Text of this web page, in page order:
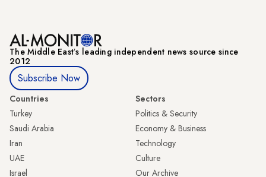
The Middle Eastʼs leading independent news source since
2012
Subscribe Now
Countries
Turkey
Saudi Arabia
Iran
UAE
Israel
Sectors
Politics & Security
Economy & Business
Technology
Culture
Our Archive